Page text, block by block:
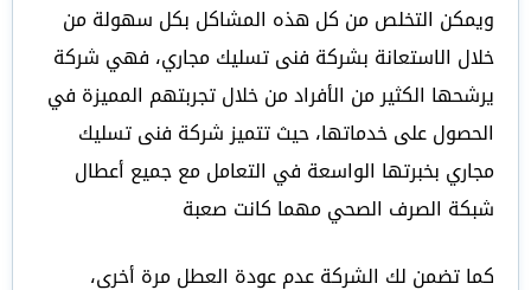
ويمكن التخلص من كل هذه المشاكل بكل سهولة من
خلال الاستعانة بشركة فنى تسليك مجاري، فهي شركة
يرشحها الكثير من الأفراد من خلال تجربتهم المميزة في
الحصول على خدماتها، حيث تتميز شركة فنى تسليك
مجاري بخبرتها الواسعة في التعامل مع جميع أعطال
شبكة الصرف الصحي مهما كانت صعبة
كما تضمن لك الشركة عدم عودة العطل مرة أخرى،